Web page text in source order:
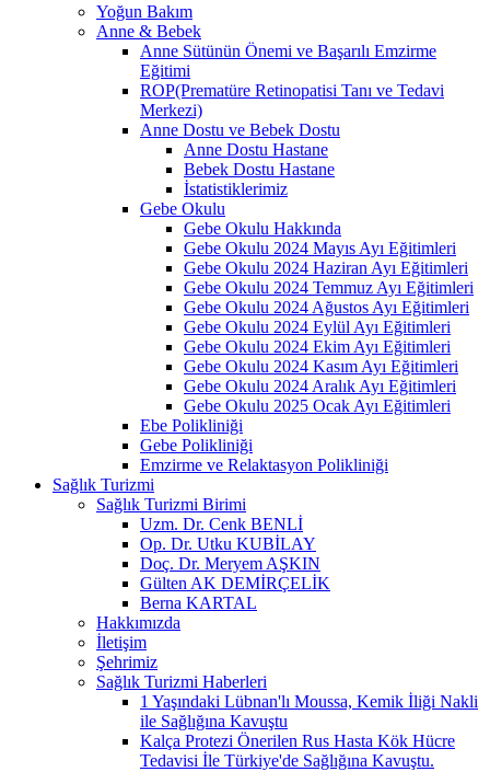
Yoğun Bakım
Anne & Bebek
Anne Sütünün Önemi ve Başarılı Emzirme
Eğitimi
ROP(Prematüre Retinopatisi Tanı ve Tedavi
Merkezi)
Anne Dostu ve Bebek Dostu
Anne Dostu Hastane
Bebek Dostu Hastane
İstatistiklerimiz
Gebe Okulu
Gebe Okulu Hakkında
Gebe Okulu 2024 Mayıs Ayı Eğitimleri
Gebe Okulu 2024 Haziran Ayı Eğitimleri
Gebe Okulu 2024 Temmuz Ayı Eğitimleri
Gebe Okulu 2024 Ağustos Ayı Eğitimleri
Gebe Okulu 2024 Eylül Ayı Eğitimleri
Gebe Okulu 2024 Ekim Ayı Eğitimleri
Gebe Okulu 2024 Kasım Ayı Eğitimleri
Gebe Okulu 2024 Aralık Ayı Eğitimleri
Gebe Okulu 2025 Ocak Ayı Eğitimleri
Ebe Polikliniği
Gebe Polikliniği
Emzirme ve Relaktasyon Polikliniği
Sağlık Turizmi
Sağlık Turizmi Birimi
Uzm. Dr. Cenk BENLİ
Op. Dr. Utku KUBİLAY
Doç. Dr. Meryem AŞKIN
Gülten AK DEMİRÇELİK
Berna KARTAL
Hakkımızda
İletişim
Şehrimiz
Sağlık Turizmi Haberleri
1 Yaşındaki Lübnan'lı Moussa, Kemik İliği Nakli
ile Sağlığına Kavuştu
Kalça Protezi Önerilen Rus Hasta Kök Hücre
Tedavisi İle Türkiye'de Sağlığına Kavuştu.